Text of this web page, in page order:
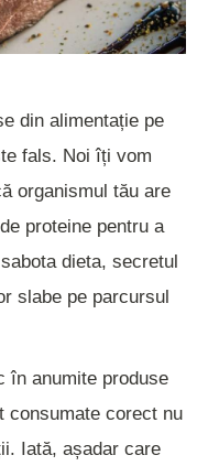
din alimentație pe
fals. Noi îți vom
organismul tău are
proteine pentru a
dieta, secretul
slabe pe parcursul
în anumite produse
consumate corect nu
Iată, așadar care